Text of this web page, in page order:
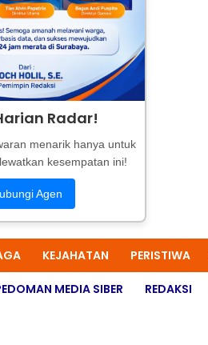
Radar!
menarik hanya untuk
kesempatan ini!
Agen
KEJAHATAN PERISTIWA
MEDIA SIBER REDAKSI